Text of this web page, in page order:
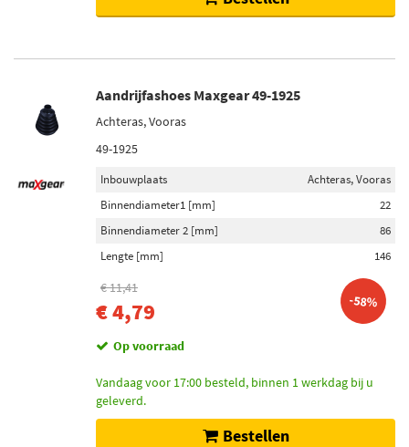
Aandrijfashoes Maxgear 49-1925
Achteras, Vooras
49-1925
Inbouwplaats
Achteras, Vooras
Binnendiameter1 [mm]
22
Binnendiameter 2 [mm]
86
Lengte [mm]
146
€ 11,41
€ 4,79 -58%
Op voorraad
Vandaag voor 17:00 besteld, binnen 1 werkdag bij u
geleverd.
Bestellen